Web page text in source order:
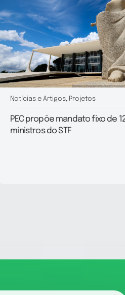
Notícias e Artigos, Projetos
PEC propõe mandato fixo de
ministros do STF